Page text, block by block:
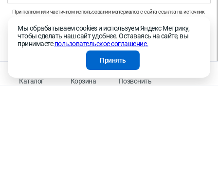
Каталог Корзина Позвонить
При полном или частичном использовании материалов с сайта ссылка на источник
Продолжая работу с сайтом, вы даете согласие на использование сайтом cookies и
на обработку персональных данных в целях функционирования сайта, проведения
ретаргетинга, статистических исследований, улучшения сервиса и предоставления
релевантной рекламной информации на основе ваших предпочтений и интересов.
На информационном ресурсе применяются рекомендательные технологии —
Правила применения рекомендательных технологий
Мы обрабатываем cookies и используем Яндекс Метрику,
чтобы сделать наш сайт удобнее. Оставаясь на сайте, вы
принимаетепользовательское соглашение.
Принять